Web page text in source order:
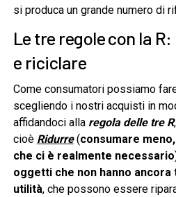
si produca un grande numero di
Le tre regole con la
e riciclare
Come consumatori possiamo
scegliendo i nostri acquisti in
affidandoci alla regola delle tre R,
cioè Ridurre (consumare
che ci è realmente necessario
oggetti che non hanno
utilità, che possono essere